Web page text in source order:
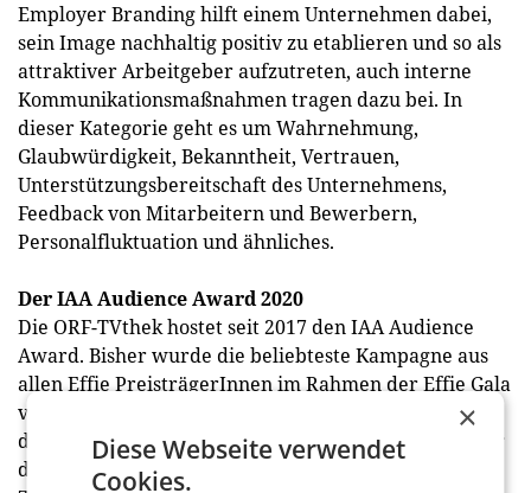
Employer Branding hilft einem Unternehmen dabei,
sein Image nachhaltig positiv zu etablieren und so als
attraktiver Arbeitgeber aufzutreten, auch interne
Kommunikationsmaßnahmen tragen dazu bei. In
dieser Kategorie geht es um Wahrnehmung,
Glaubwürdigkeit, Bekanntheit, Vertrauen,
Unterstützungsbereitschaft des Unternehmens,
Feedback von Mitarbeitern und Bewerbern,
Personalfluktuation und ähnliches.
Der IAA Audience Award 2020
Die ORF-TVthek hostet seit 2017 den IAA Audience
Award. Bisher wurde die beliebteste Kampagne aus
allen Effie PreisträgerInnen im Rahmen der Effie Gala
von den Gästen per Live-Voting gewählt. 2020 wird
der beliebte Publikumspreis digital per Online-Voting
durch alle IAA Mitglieder ermittelt und steht ganz im
×
Diese Webseite verwendet
Cookies.